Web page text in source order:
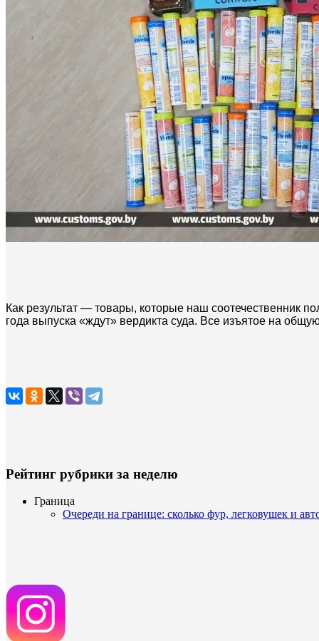
Как результат — товары, которые наш соотечественник
года выпуска «ждут» вердикта суда. Все изъятое на
Рейтинг рубрики за неделю
Граница
Очереди на границе: сколько фур, легковушек и